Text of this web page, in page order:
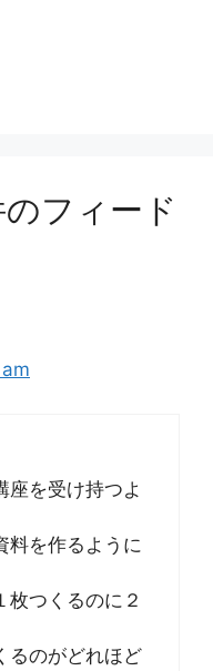
のフィード
座を受け持つよ
料を作るように
枚つくるのに２
るのがどれほど